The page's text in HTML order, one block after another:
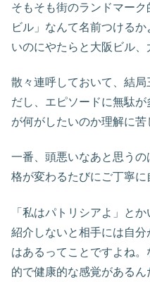
そもそも街のランドマー
ビル」なんて名前つける
いのにやたらと大阪ビル、
散々連呼しておいて、結
だし、エピソードに無駄
が何がしたいのか理解に苦
一番、頭悪いなあと思う
格が変わるたびにご丁寧に
「私はパトリシアよ」と
紹介しないと相手には自
はあるってことですよね
的で健康的な感覚があるん